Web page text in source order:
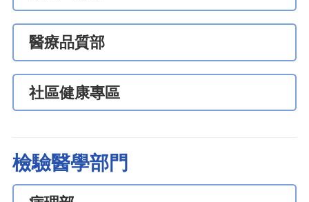
醫療品質部
社區健康專區
檢驗醫學部門